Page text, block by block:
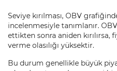
Seviye kırılması, OBV
incelenmesiyle tanımlanır.
ettikten sonra aniden kırılırsa,
verme olasılığı yüksektir.
Bu durum genellikle büyük